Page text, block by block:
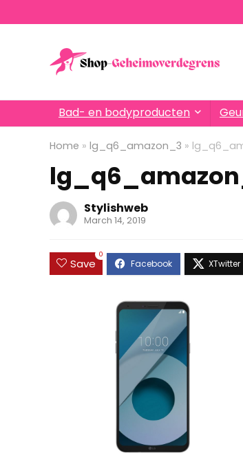
Bad- en bodyproducten
Home » lg_q6_amazon_3 »
Stylishweb
March 14, 2019
Save
0